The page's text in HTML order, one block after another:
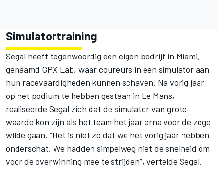
Simulatortraining
Segal heeft tegenwoordig een eigen bedrijf in Miami,
genaamd GPX Lab, waar coureurs in een simulator aan
hun racevaardigheden kunnen schaven. Na vorig jaar
op het podium te hebben gestaan in Le Mans,
realiseerde Segal zich dat de simulator van grote
waarde kon zijn als het team het jaar erna voor de zege
wilde gaan. “Het is niet zo dat we het vorig jaar hebben
onderschat. We hadden simpelweg niet de snelheid om
voor de overwinning mee te strijden”, vertelde Segal.